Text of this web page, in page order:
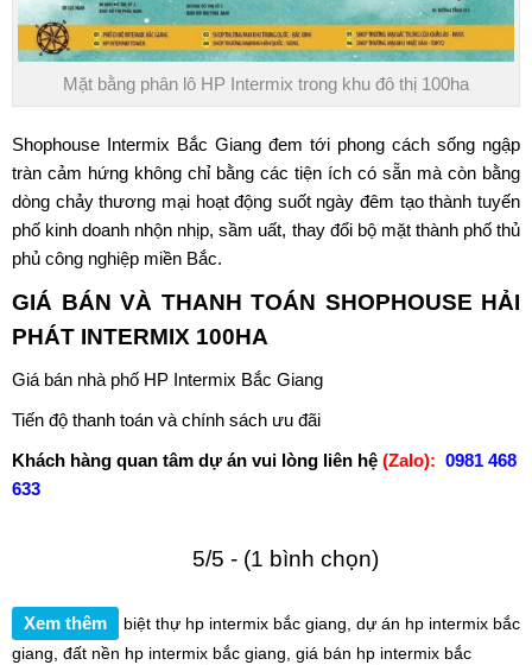
Mặt bằng phân lô HP Intermix trong khu đô thị 100ha
Shophouse Intermix Bắc Giang đem tới phong cách sống ngập
tràn cảm hứng không chỉ bằng các tiện ích có sẵn mà còn bằng
dòng chảy thương mại hoạt động suốt ngày đêm tạo thành tuyến
phố kinh doanh nhộn nhịp, sầm uất, thay đổi bộ mặt thành phố thủ
phủ công nghiệp miền Bắc.
GIÁ BÁN VÀ THANH TOÁN SHOPHOUSE HẢI
PHÁT INTERMIX 100HA
Giá bán nhà phố HP Intermix Bắc Giang
Tiến độ thanh toán và chính sách ưu đãi
Khách hàng quan tâm dự án vui lòng liên hệ (Zalo): 0981 468
633
5/5 - (1 bình chọn)
Xem thêm biệt thự hp intermix bắc giang dự án hp intermix bắc
giang đất nền hp intermix bắc giang giá bán hp intermix bắc